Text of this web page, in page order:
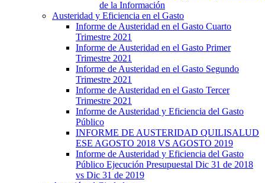
de la Información
Austeridad y Eficiencia en el Gasto
Informe de Austeridad en el Gasto Cuarto
Trimestre 2021
Informe de Austeridad en el Gasto Primer
Trimestre 2021
Informe de Austeridad en el Gasto Segundo
Trimestre 2021
Informe de Austeridad en el Gasto Tercer
Trimestre 2021
Informe de Austeridad y Eficiencia del Gasto
Público
INFORME DE AUSTERIDAD QUILISALUD
ESE AGOSTO 2018 VS AGOSTO 2019
Informe de Austeridad y Eficiencia del Gasto
Público Ejecución Presupuestal Dic 31 de 2018
vs Dic 31 de 2019